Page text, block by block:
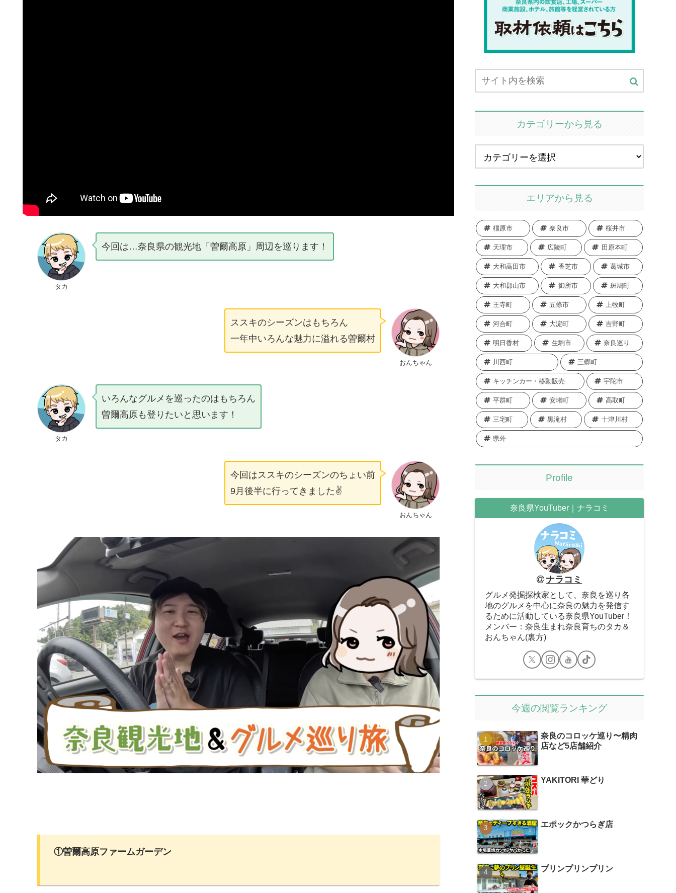
タカ
今回は…奈良県の観光地「曽爾高原」周辺を巡ります！
おんちゃん
ススキのシーズンはもちろん
一年中いろんな魅力に溢れる曽爾村
タカ
いろんなグルメを巡ったのはもちろん
曽爾高原も登りたいと思います！
おんちゃん
今回はススキのシーズンのちょい前
9月後半に行ってきました✌️
①曽爾高原ファームガーデン
カテゴリーから見る
エリアから見る
橿原市 奈良市 桜井市
天理市 広陵町 田原本町
大和高田市 香芝市 葛城市
大和郡山市 御所市 斑鳩町
王寺町 五條市 上牧町
河合町 大淀町 吉野町
明日香村 生駒市 奈良巡り
川西町 三郷町
キッチンカー・移動販売 宇陀市
平群町 安堵町 高取町
三宅町 黒滝村 十津川村
県外
Profile
奈良県YouTuber｜ナラコミ
ナラコミ
グルメ発掘探検家として、奈良を巡り各
地のグルメを中心に奈良の魅力を発信す
るために活動している奈良県YouTuber！
メンバー：奈良生まれ奈良育ちのタカ＆
おんちゃん(裏方)
今週の閲覧ランキング
奈良のコロッケ巡り〜精肉
店など5店舗紹介
YAKITORI 華どり
エポックかつらぎ店
プリンプリンプリン